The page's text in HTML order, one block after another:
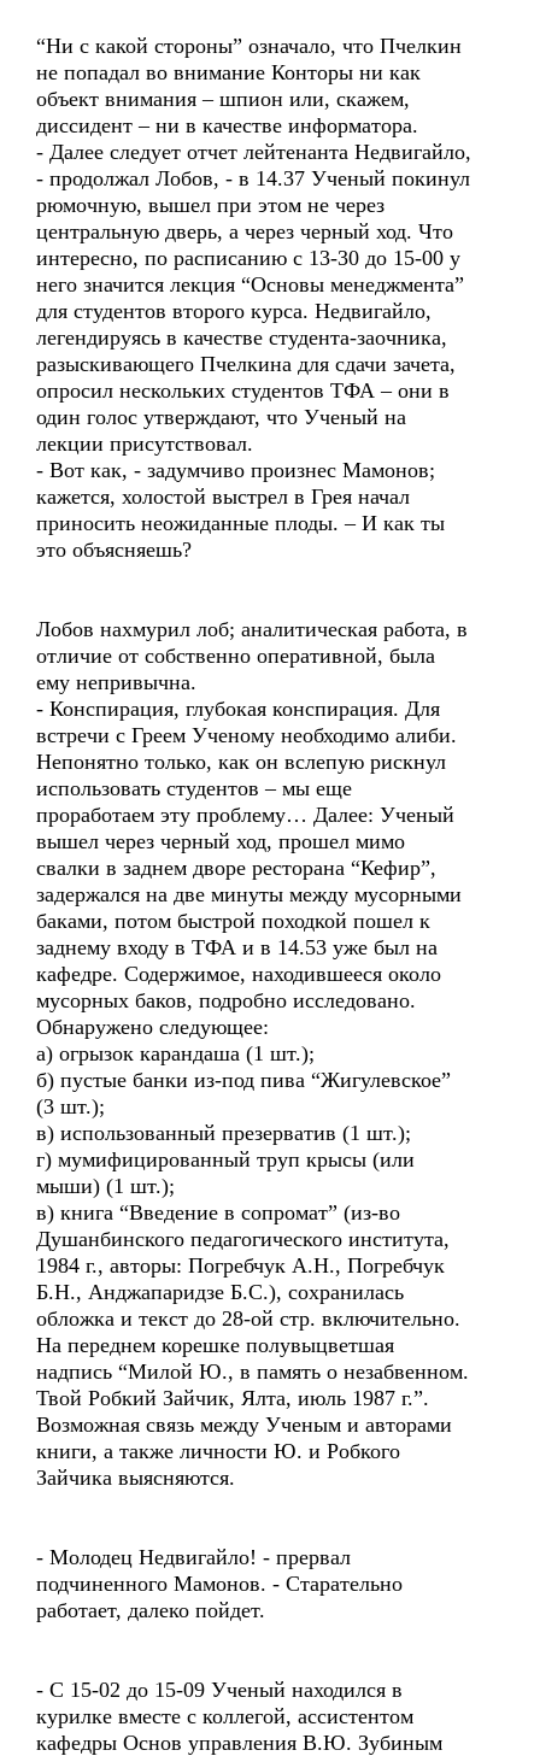
“Ни с какой стороны” означало, что Пчелкин
не попадал во внимание Конторы ни как
объект внимания – шпион или, скажем,
диссидент – ни в качестве информатора.
- Далее следует отчет лейтенанта Недвигайло,
- продолжал Лобов, - в 14.37 Ученый покинул
рюмочную, вышел при этом не через
центральную дверь, а через черный ход. Что
интересно, по расписанию с 13-30 до 15-00 у
него значится лекция “Основы менеджмента”
для студентов второго курса. Недвигайло,
легендируясь в качестве студента-заочника,
разыскивающего Пчелкина для сдачи зачета,
опросил нескольких студентов ТФА – они в
один голос утверждают, что Ученый на
лекции присутствовал.
- Вот как, - задумчиво произнес Мамонов;
кажется, холостой выстрел в Грея начал
приносить неожиданные плоды. – И как ты
это объясняешь?
Лобов нахмурил лоб; аналитическая работа, в
отличие от собственно оперативной, была
ему непривычна.
- Конспирация, глубокая конспирация. Для
встречи с Греем Ученому необходимо алиби.
Непонятно только, как он вслепую рискнул
использовать студентов – мы еще
проработаем эту проблему… Далее: Ученый
вышел через черный ход, прошел мимо
свалки в заднем дворе ресторана “Кефир”,
задержался на две минуты между мусорными
баками, потом быстрой походкой пошел к
заднему входу в ТФА и в 14.53 уже был на
кафедре. Содержимое, находившееся около
мусорных баков, подробно исследовано.
Обнаружено следующее:
а) огрызок карандаша (1 шт.);
б) пустые банки из-под пива “Жигулевское”
(3 шт.);
в) использованный презерватив (1 шт.);
г) мумифицированный труп крысы (или
мыши) (1 шт.);
в) книга “Введение в сопромат” (из-во
Душанбинского педагогического института,
1984 г., авторы: Погребчук А.Н., Погребчук
Б.Н., Анджапаридзе Б.С.), сохранилась
обложка и текст до 28-ой стр. включительно.
На переднем корешке полувыцветшая
надпись “Милой Ю., в память о незабвенном.
Твой Робкий Зайчик, Ялта, июль 1987 г.”.
Возможная связь между Ученым и авторами
книги, а также личности Ю. и Робкого
Зайчика выясняются.
- Молодец Недвигайло! - прервал
подчиненного Мамонов. - Старательно
работает, далеко пойдет.
- С 15-02 до 15-09 Ученый находился в
курилке вместе с коллегой, ассистентом
кафедры Основ управления В.Ю. Зубиным